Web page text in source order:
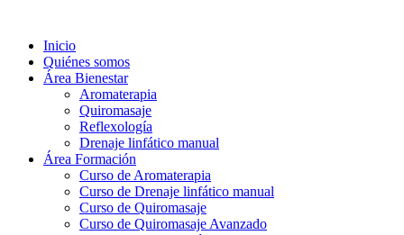
Inicio
Quiénes somos
Área Bienestar
Aromaterapia
Quiromasaje
Reflexología
Drenaje linfático manual
Área Formación
Curso de Aromaterapia
Curso de Drenaje linfático manual
Curso de Quiromasaje
Curso de Quiromasaje Avanzado